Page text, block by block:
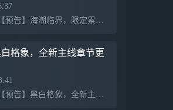
#闪耀暖暖#|【预告】海潮临界，限定累充福利来袭！ 在命运交织的循环中，寻找自我的航向。 11月9日更新后，限定累充福利活动开启！ ---------------------------------
白格象，全新主线章节更
#闪耀暖暖#|【预告】黑白格象，全新主线章节更新！ 赤红的风暴、裂隙的洪流…… 那个和塔塔莉拥有同样相貌的女孩， 或许才是这失控力量的真正源头。 “不知道可不可以接下一个我的私人委托呢？“ “一个…